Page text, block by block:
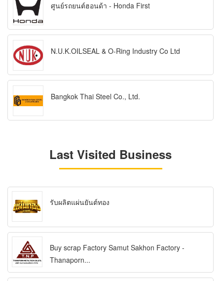
ศูนย์รถยนต์ฮอนด้า - Honda First
N.U.K.OILSEAL & O-Ring Industry Co Ltd
Bangkok Thai Steel Co., Ltd.
Last Visited Business
รับผลิตแผ่นยันต์ทอง
Buy scrap Factory Samut Sakhon Factory -
Thanaporn...